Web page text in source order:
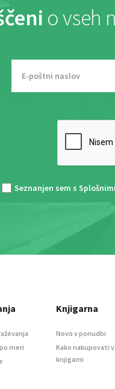
o vseh
Seznanjen sem s
meri
Knjigarna
Novo v ponudbi
Kako nakupovati
knjigarni